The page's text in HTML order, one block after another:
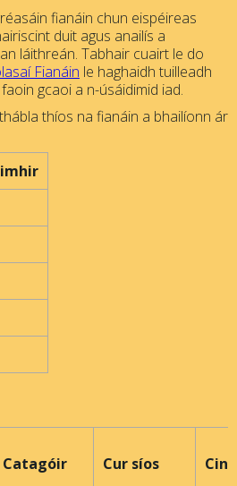
fianáin chun eispéireas
duit agus anailís a
láithreán. Tabhair cuairt le do
Fianáin le haghaidh tuilleadh
gcaoi a n-úsáidimid iad.
thíos na fianáin a bhailíonn ár
Catagóir Cur síos